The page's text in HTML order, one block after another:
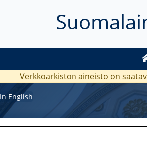
Verkkoarkiston aineisto on
In English